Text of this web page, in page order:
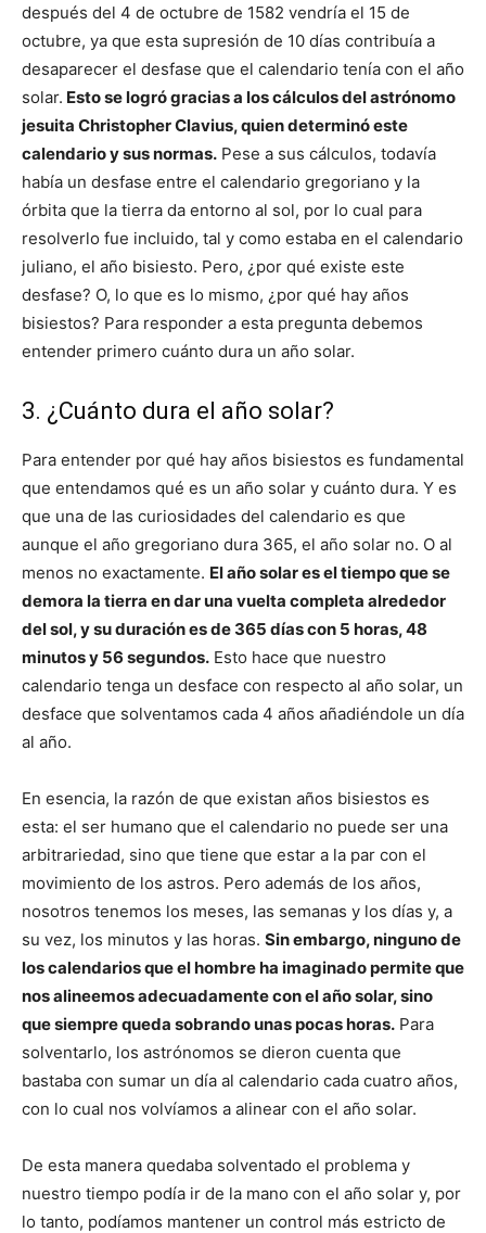
después del 4 de octubre de 1582 vendría el 15 de
octubre, ya que esta supresión de 10 días contribuía a
desaparecer el desfase que el calendario tenía con el año
solar. Esto se logró gracias a los cálculos del astrónomo
jesuita Christopher Clavius, quien determinó este
calendario y sus normas. Pese a sus cálculos, todavía
había un desfase entre el calendario gregoriano y la
órbita que la tierra da entorno al sol, por lo cual para
resolverlo fue incluido, tal y como estaba en el calendario
juliano, el año bisiesto. Pero, ¿por qué existe este
desfase? O, lo que es lo mismo, ¿por qué hay años
bisiestos? Para responder a esta pregunta debemos
entender primero cuánto dura un año solar.
3. ¿Cuánto dura el año solar?
Para entender por qué hay años bisiestos es fundamental
que entendamos qué es un año solar y cuánto dura. Y es
que una de las curiosidades del calendario es que
aunque el año gregoriano dura 365, el año solar no. O al
menos no exactamente. El año solar es el tiempo que se
demora la tierra en dar una vuelta completa alrededor
del sol, y su duración es de 365 días con 5 horas, 48
minutos y 56 segundos. Esto hace que nuestro
calendario tenga un desface con respecto al año solar, un
desface que solventamos cada 4 años añadiéndole un día
al año.
En esencia, la razón de que existan años bisiestos es
esta: el ser humano que el calendario no puede ser una
arbitrariedad, sino que tiene que estar a la par con el
movimiento de los astros. Pero además de los años,
nosotros tenemos los meses, las semanas y los días y, a
su vez, los minutos y las horas. Sin embargo, ninguno de
los calendarios que el hombre ha imaginado permite que
nos alineemos adecuadamente con el año solar, sino
que siempre queda sobrando unas pocas horas. Para
solventarlo, los astrónomos se dieron cuenta que
bastaba con sumar un día al calendario cada cuatro años,
con lo cual nos volvíamos a alinear con el año solar.
De esta manera quedaba solventado el problema y
nuestro tiempo podía ir de la mano con el año solar y, por
lo tanto, podíamos mantener un control más estricto de